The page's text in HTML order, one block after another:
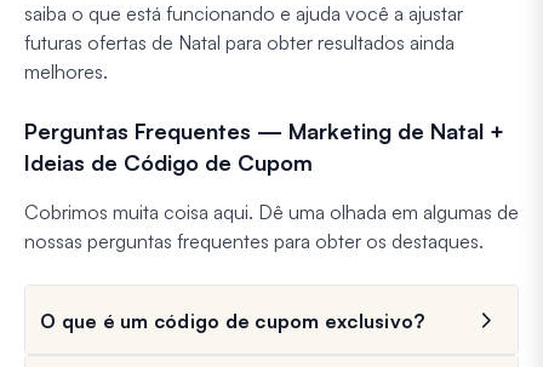
saiba o que está funcionando e ajuda você a ajustar
futuras ofertas de Natal para obter resultados ainda
melhores.
Perguntas Frequentes — Marketing de Natal +
Ideias de Código de Cupom
Cobrimos muita coisa aqui. Dê uma olhada em algumas de
nossas perguntas frequentes para obter os destaques.
O que é um código de cupom exclusivo?